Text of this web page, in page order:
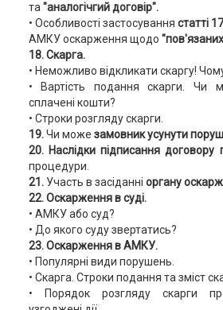
та"аналогічгий договір".
• Особливості застосування статті
АМКУ оскарження щодо "пов'язаних
18. Скарга.
• Неможливо відкликати скаргу!
• Вартість подання скарги. Чи
сплачені кошти?
• Строки розгляду скарги.
19.Чи може замовник усунути
20. Наслідки підписання договору
процедури.
21. Участь в засіданні органу
22. Оскарження в суді.
• АМКУ або суд?
• До якого суду звертатись?
23. Оскарження в АМКУ.
• Популярні види порушень.
• Скарга. Строки подання та зміст
• Порядок розгляду скарги